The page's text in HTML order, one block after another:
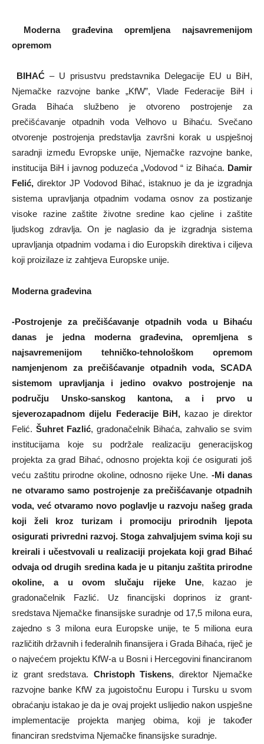
Moderna građevina opremljena najsavremenijom
opremom
BIHAĆ – U prisustvu predstavnika Delegacije EU u BiH,
Njemačke razvojne banke „KfW”, Vlade Federacije BiH i
Grada Bihaća službeno je otvoreno postrojenje za
prečišćavanje otpadnih voda Velhovo u Bihaću. Svečano
otvorenje postrojenja predstavlja završni korak u uspješnoj
saradnji između Evropske unije, Njemačke razvojne banke,
institucija BiH i javnog poduzeća „Vodovod “ iz Bihaća. Damir
Felić, direktor JP Vodovod Bihać, istaknuo je da je izgradnja
sistema upravljanja otpadnim vodama osnov za postizanje
visoke razine zaštite životne sredine kao cjeline i zaštite
ljudskog zdravlja. On je naglasio da je izgradnja sistema
upravljanja otpadnim vodama i dio Europskih direktiva i ciljeva
koji proizilaze iz zahtjeva Europske unije.
Moderna građevina
-Postrojenje za prečišćavanje otpadnih voda u Bihaću
danas je jedna moderna građevina, opremljena s
najsavremenijom tehničko-tehnološkom opremom
namjenjenom za prečišćavanje otpadnih voda, SCADA
sistemom upravljanja i jedino ovakvo postrojenje na
području Unsko-sanskog kantona, a i prvo u
sjeverozapadnom dijelu Federacije BiH, kazao je direktor
Felić. Šuhret Fazlić, gradonačelnik Bihaća, zahvalio se svim
institucijama koje su podržale realizaciju generacijskog
projekta za grad Bihać, odnosno projekta koji će osigurati još
veću zaštitu prirodne okoline, odnosno rijeke Une. -Mi danas
ne otvaramo samo postrojenje za prečišćavanje otpadnih
voda, već otvaramo novo poglavlje u razvoju našeg grada
koji želi kroz turizam i promociju prirodnih ljepota
osigurati privredni razvoj. Stoga zahvaljujem svima koji su
kreirali i učestvovali u realizaciji projekata koji grad Bihać
odvaja od drugih sredina kada je u pitanju zaštita prirodne
okoline, a u ovom slučaju rijeke Une, kazao je
gradonačelnik Fazlić. Uz financijski doprinos iz grant-
sredstava Njemačke finansijske suradnje od 17,5 milona eura,
zajedno s 3 milona eura Europske unije, te 5 miliona eura
različitih državnih i federalnih finansijera i Grada Bihaća, riječ je
o najvećem projektu KfW-a u Bosni i Hercegovini financiranom
iz grant sredstava. Christoph Tiskens, direktor Njemačke
razvojne banke KfW za jugoistočnu Europu i Tursku u svom
obraćanju istakao je da je ovaj projekt uslijedio nakon uspješne
implementacije projekta manjeg obima, koji je također
financiran sredstvima Njemačke finansijske suradnje.